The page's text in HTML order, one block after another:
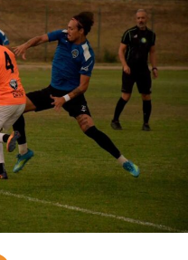
di rilievo, come
della città. Questa
un oggetto di
racchiude la passione,
che la città di Latina ha
suscitando
Milano Cortina 2026,
la comunità e
omaggio. È il segno
di accogliere
entusiasmo verso i
e dell’unità”.